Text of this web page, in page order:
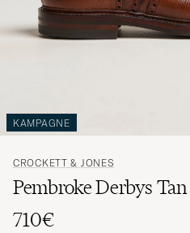
KAMPAGNE
CROCKETT & JONES
Pembroke Derbys
710€